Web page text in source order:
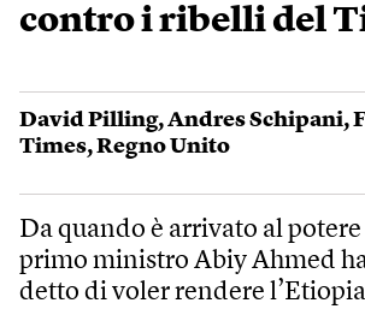
contro i ribelli del
David Pilling,Andres Schipani,
Times,Regno Unito
Da quando è arrivato al
primo ministro Abiy Ahmed
detto di voler rendere